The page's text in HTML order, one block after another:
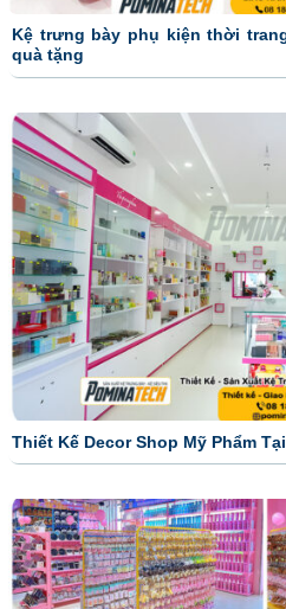
Kệ trưng bày phụ kiện thời
quà tặng
Thiết Kế Decor Shop Mỹ Phẩm